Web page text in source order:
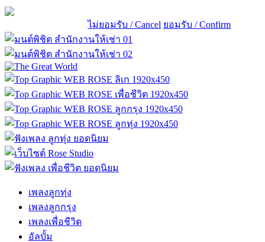
ไม่ยอมรับ / Cancel ยอมรับ / Confirm
เพลงลูกทุ่ง
เพลงลูกกรุง
เพลงเพื่อชีวิต
อัลบั้ม